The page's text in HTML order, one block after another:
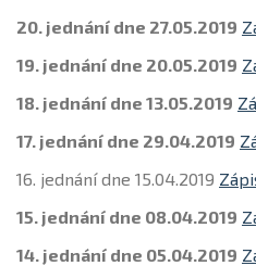
20. jednání dne 27.05.2019
19. jednání dne 20.05.2019
18. jednání dne 13.05.2019
17. jednání dne 29.04.2019
16. jednání dne 15.04.2019
15. jednání dne 08.04.2019
14. jednání dne 05.04.2019